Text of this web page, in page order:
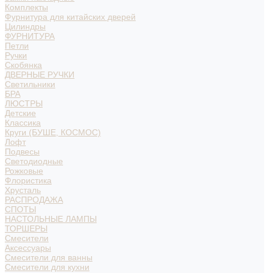
Комплекты
Фурнитура для китайских дверей
Цилиндры
ФУРНИТУРА
Петли
Ручки
Скобянка
ДВЕРНЫЕ РУЧКИ
Светильники
БРА
ЛЮСТРЫ
Детские
Классика
Круги (БУШЕ, КОСМОС)
Лофт
Подвесы
Светодиодные
Рожковые
Флористика
Хрусталь
РАСПРОДАЖА
СПОТЫ
НАСТОЛЬНЫЕ ЛАМПЫ
ТОРШЕРЫ
Смесители
Аксессуары
Смесители для ванны
Смесители для кухни